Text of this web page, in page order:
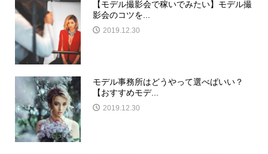
【モデル撮影会で稼いでみたい】モデル撮
影会のコツを...
2019.12.30
モデル事務所はどうやって選べばいい？
【おすすめモデ...
2019.12.30